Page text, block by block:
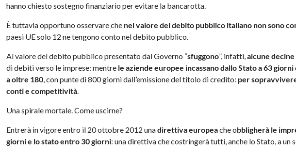
hanno chiesto sostegno finanziario per evitare la bancarotta.
È tuttavia opportuno osservare che nel valore del debito pubblico italiano non sono
paesi UE solo 12 ne tengono conto nel debito pubblico.
Al valore del debito pubblico presentato dal Governo “sfuggono”, infatti,alcune
di debiti verso le imprese: mentre le aziende europee incassano dallo Stato a 63
a oltre 180, con punte di 800 giorni dall’emissione del titolo di credito: per
conti e competitività.
Una spirale mortale. Come uscirne?
Entrerà in vigore entro il 20 ottobre 2012 unadirettiva europeache obbligherà le
giorni e lo stato entro 30 giorni: una direttiva che costringerà tutti, anche lo Stato, a un